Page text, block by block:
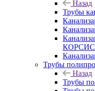
Назад
Трубы
КОРСИС
Трубы
Назад
Трубы